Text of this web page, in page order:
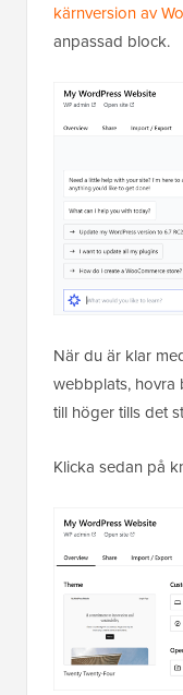
kärnversion av
anpassad block.
När du är klar
webbplats, hovra
till höger tills det
Klicka sedan på